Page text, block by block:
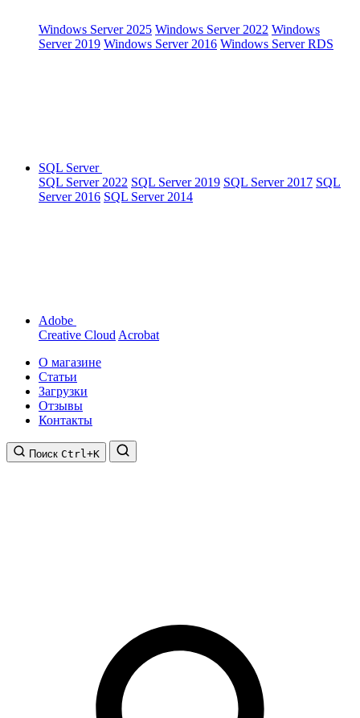
Windows Server 2025 Windows Server 2022 Windows
Server 2019 Windows Server 2016 Windows Server RDS
SQL Server
SQL Server 2022 SQL Server 2019 SQL Server 2017 SQL
Server 2016 SQL Server 2014
Adobe
Creative Cloud Acrobat
О магазине
Статьи
Загрузки
Отзывы
Контакты
Поиск Ctrl+K